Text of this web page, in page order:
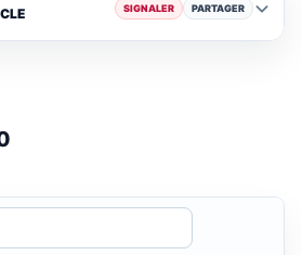
SIGNALER PARTAGER